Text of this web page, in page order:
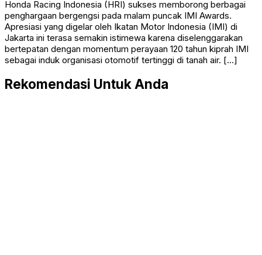
Honda Racing Indonesia (HRI) sukses memborong berbagai
penghargaan bergengsi pada malam puncak IMI Awards.
Apresiasi yang digelar oleh Ikatan Motor Indonesia (IMI) di
Jakarta ini terasa semakin istimewa karena diselenggarakan
bertepatan dengan momentum perayaan 120 tahun kiprah IMI
sebagai induk organisasi otomotif tertinggi di tanah air. […]
Rekomendasi Untuk Anda